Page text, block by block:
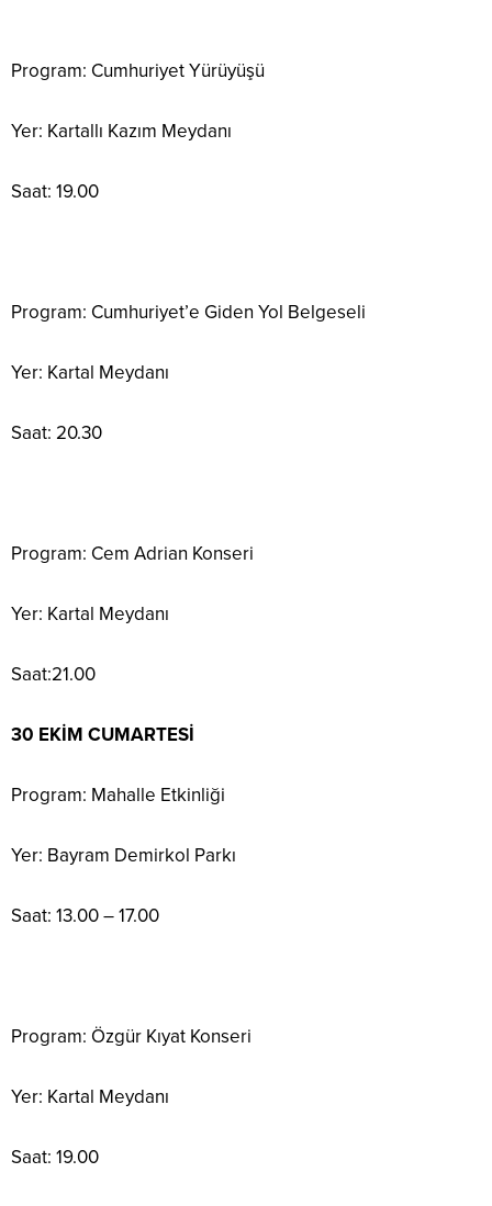
Program: Cumhuriyet Yürüyüşü
Yer: Kartallı Kazım Meydanı
Saat: 19.00
Program: Cumhuriyet’e Giden Yol Belgeseli
Yer: Kartal Meydanı
Saat: 20.30
Program: Cem Adrian Konseri
Yer: Kartal Meydanı
Saat:21.00
30 EKİM CUMARTESİ
Program: Mahalle Etkinliği
Yer: Bayram Demirkol Parkı
Saat: 13.00 – 17.00
Program: Özgür Kıyat Konseri
Yer: Kartal Meydanı
Saat: 19.00